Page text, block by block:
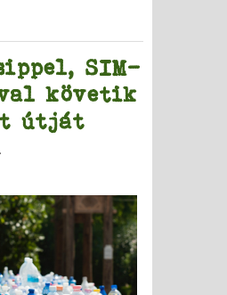
SIM-
követik
útját